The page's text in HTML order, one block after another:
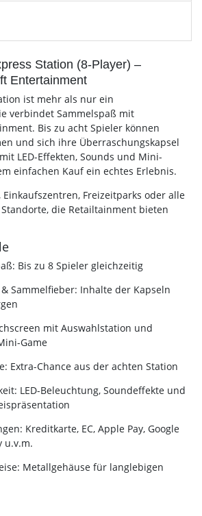
Station (8-Player) –
Entertainment
ist mehr als nur ein
verbindet Sammelspaß mit
Bis zu acht Spieler können
und sich ihre Überraschungskapsel
LED-Effekten, Sounds und Mini-
einfachen Kauf ein echtes Erlebnis.
Freizeitparks oder alle
die Retailtainment bieten
Bis zu 8 Spieler gleichzeitig
Sammelfieber: Inhalte der Kapseln
mit Auswahlstation und
Game
Extra-Chance aus der achten Station
LED-Beleuchtung, Soundeffekte und
Kreditkarte, EC, Apple Pay, Google
u.v.m.
Metallgehäuse für langlebigen